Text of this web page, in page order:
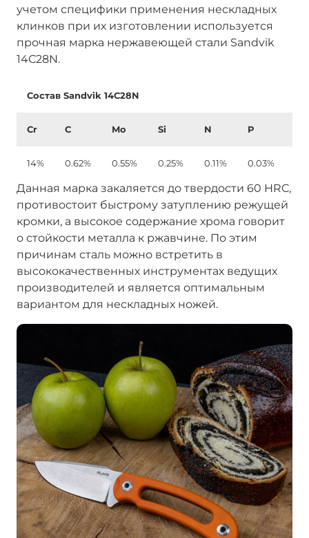
учетом специфики применения нескладных
клинков при их изготовлении используется
прочная марка нержавеющей стали Sandvik
14C28N.
Состав Sandvik 14C28N
Cr C Mo Si N P
14% 0.62% 0.55% 0.25% 0.11% 0.03%
Данная марка закаляется до твердости 60 HRC,
противостоит быстрому затуплению режущей
кромки, а высокое содержание хрома говорит
о стойкости металла к ржавчине. По этим
причинам сталь можно встретить в
высококачественных инструментах ведущих
производителей и является оптимальным
вариантом для нескладных ножей.